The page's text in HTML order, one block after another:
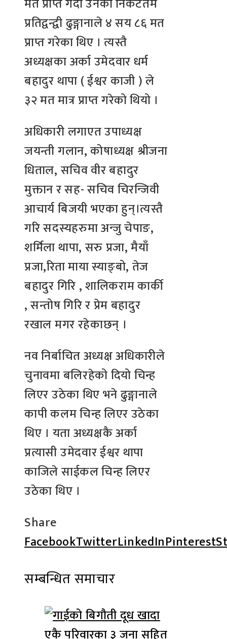
प्रतिद्वन्द्वी ढुङ्गानाले ४ सय ८६ मत
प्राप्त गरेका थिए । त्यस्तै
अध्यक्षका अर्का उमेदवार धर्म
बहादुर थापा ( ईश्वर काजी ) ले
३२ मत मात्र प्राप्त गरेको थियो ।
अधिकारी लगाएत उपाध्यक्ष
जयन्ती गलान, कोषाध्यक्ष श्रीजना
धिताल, सचिव वीर बहादुर
मुक्तान र सह- सचिव चिरन्जिवी
आचार्य बिजयी भएका हुन्।त्यस्तै
गरि सदस्यहरुमा अन्जु चेपाङ,
शर्मिला थापा, सरु प्रजा, मैयाँ
प्रजा,रिता माया स्याङ्बो, तेज
बहादुर गिरि , शालिकराम कार्की
, सन्तोष गिरि र प्रेम बहादुर
रखाल मगर रहेकाछन् ।
नव निर्बाचित अध्यक्ष अधिकारीले
चुनावमा बलिरहेको दियो चिन्ह
लिएर उठेका थिए भने ढुङ्गानाले
कापी कलम चिन्ह लिएर उठेका
थिए । यता अध्यक्षकै अर्का
प्रत्यासी उमेदवार ईश्वर थापा
काजिले साईकल चिन्ह लिएर
उठेका थिए ।
Share
FacebookTwitterLinkedInPinterest
सम्बन्धित समाचार